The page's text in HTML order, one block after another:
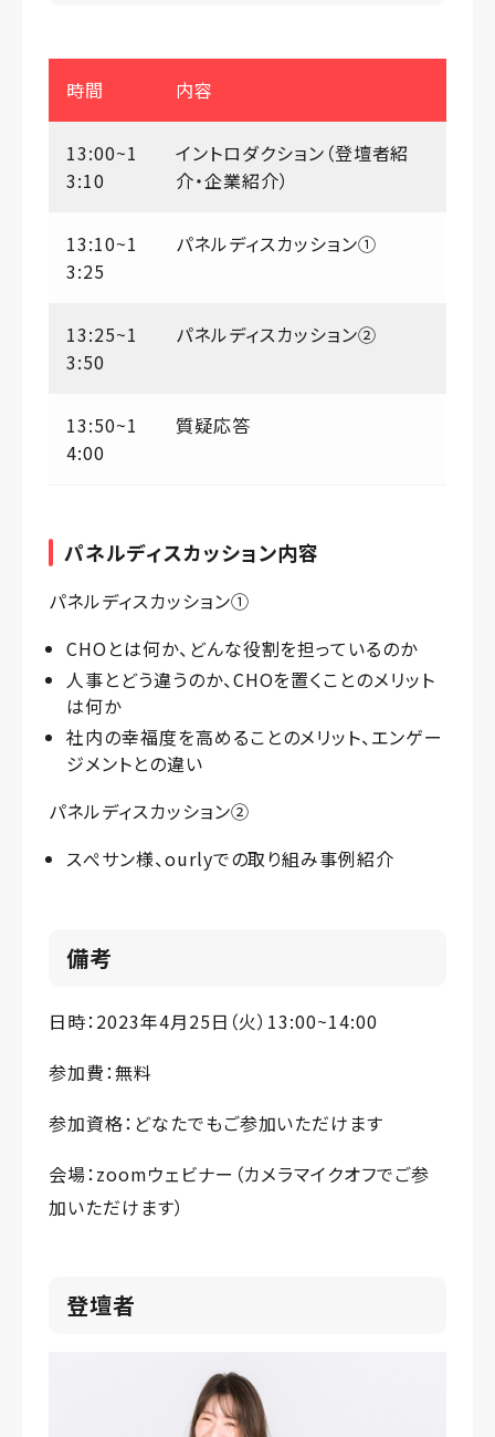
時間 内容
13:00~1
3:10
イントロダクション（登壇者紹
介・企業紹介）
13:10~1
3:25
パネルディスカッション①
13:25~1
3:50
パネルディスカッション②
13:50~1
4:00
質疑応答
パネルディスカッション内容
パネルディスカッション①
CHOとは何か、どんな役割を担っているのか
人事とどう違うのか、CHOを置くことのメリット
は何か
社内の幸福度を高めることのメリット、エンゲー
ジメントとの違い
パネルディスカッション②
スぺサン様、ourlyでの取り組み事例紹介
備考
日時：2023年4月25日（火）13:00~14:00
参加費：無料
参加資格：どなたでもご参加いただけます
会場：zoomウェビナー（カメラマイクオフでご参
加いただけます）
登壇者